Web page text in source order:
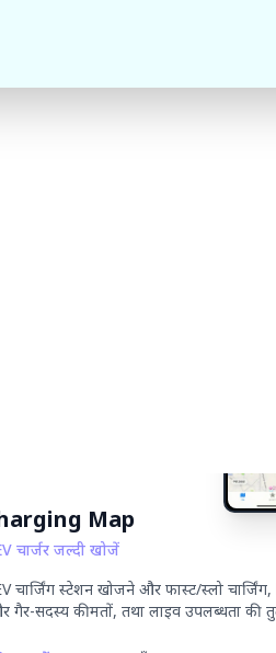
Map
चार्जर जल्दी खोजें
चार्जिंग स्टेशन खोजने और फास्ट/स्लो चार्जिंग,
गैर-सदस्य कीमतों, तथा लाइव उपलब्धता की